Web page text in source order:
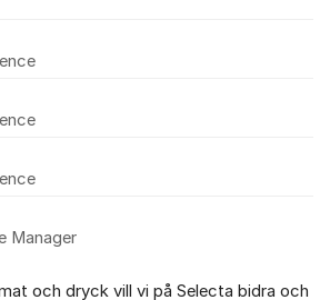
Manager
och dryck vill vi på Selecta bidra och